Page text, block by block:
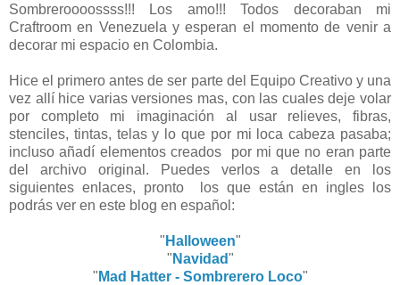
Sombreroooossss!!! Los amo!!! Todos decoraban mi
Craftroom en Venezuela y esperan el momento de venir a
decorar mi espacio en Colombia.
Hice el primero antes de ser parte del Equipo Creativo y una
vez allí hice varias versiones mas, con las cuales deje volar
por completo mi imaginación al usar relieves, fibras,
stenciles, tintas, telas y lo que por mi loca cabeza pasaba;
incluso añadí elementos creados por mi que no eran parte
del archivo original. Puedes verlos a detalle en los
siguientes enlaces, pronto los que están en ingles los
podrás ver en este blog en español:
" Halloween"
" Navidad"
" Mad Hatter - Sombrerero Loco"